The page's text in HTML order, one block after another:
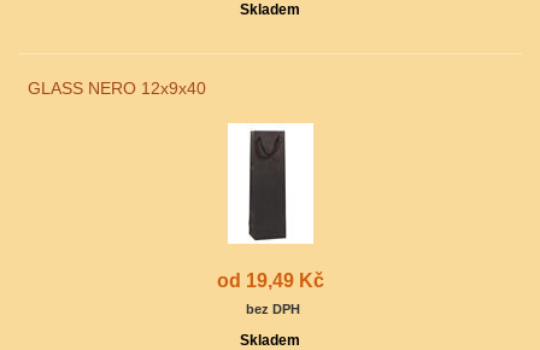
Skladem
GLASS NERO 12x9x40
od 19,49 Kč
bez DPH
Skladem